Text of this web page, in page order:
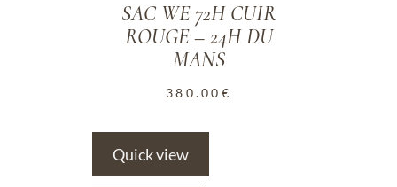
SAC WE 72H CUIR
ROUGE – 24H DU
MANS
380.00 €
Quick view